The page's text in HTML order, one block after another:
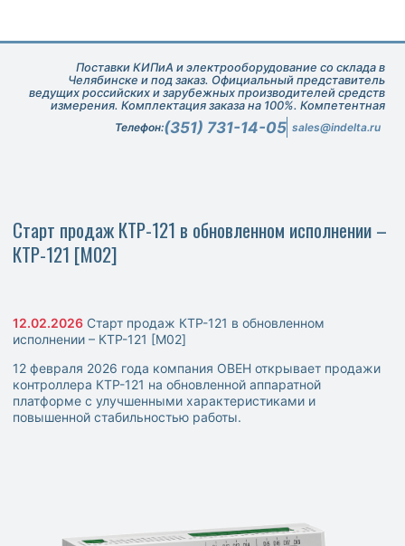
Поставки КИПиА и электрооборудование со склада в
Челябинске и под заказ. Официальный представитель
ведущих российских и зарубежных производителей средств
измерения. Комплектация заказа на 100%. Компетентная
техническая поддержка при подборе оборудования.
Телефон:(351) 731-14-05 sales@indelta.ru
Старт продаж КТР-121 в обновленном исполнении –
КТР-121 [M02]
12.02.2026 Старт продаж КТР-121 в обновленном
исполнении – КТР-121 [M02]
12 февраля 2026 года компания ОВЕН открывает продажи
контроллера КТР-121 на обновленной аппаратной
платформе с улучшенными характеристиками и
повышенной стабильностью работы.